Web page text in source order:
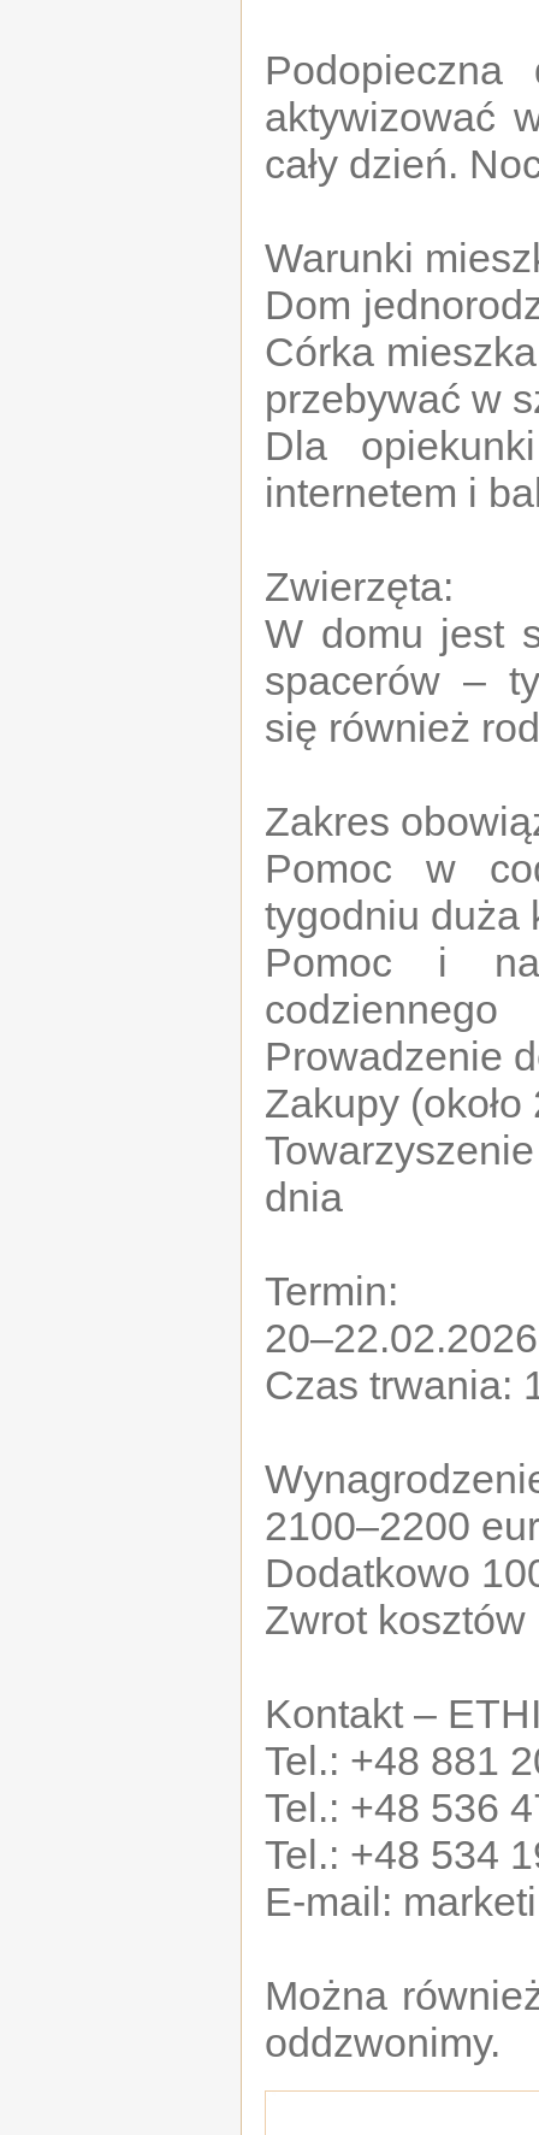
aktywizować
cały dzień.
Warunki
Dom
Córka
przebywać w
Dla
internetem i
Zwierzęta:
W domu jest
spacerów –
się również
Zakres
Pomoc w
tygodniu duża
Pomoc i
codziennego
Prowadzenie
Zakupy
dnia
Termin:
20–22.02.2026
Czas trwania:
2100–2200
Dodatkowo
Zwrot kosztów
Kontakt –
Tel.: +48 881
Tel.: +48 536
Tel.: +48 534
E-mail:
Można
oddzwonimy.